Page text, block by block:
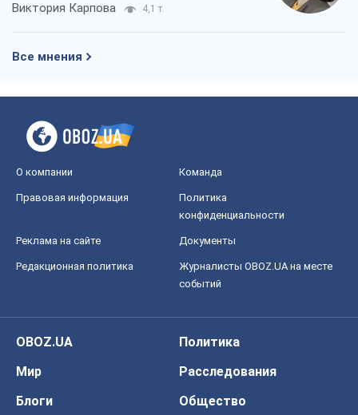
Виктория Карпова 4,1 т.
Все мнения
О компании Команда
Правовая информация
Политика
конфиденциальности
Реклама на сайте Документы
Редакционная политика
Журналисты OBOZ.UA на месте
событий
OBOZ.UA
Политика
Мир
Расследования
Блоги
Общество